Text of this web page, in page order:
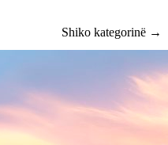
Shiko kategorinë →